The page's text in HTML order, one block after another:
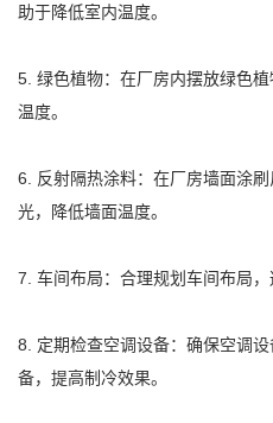
助于降低室内温度。
5. 绿色植物：在厂房内摆放绿色
温度。
6. 反射隔热涂料：在厂房墙面涂
光，降低墙面温度。
7. 车间布局：合理规划车间布局，
8. 定期检查空调设备：确保空调
备，提高制冷效果。